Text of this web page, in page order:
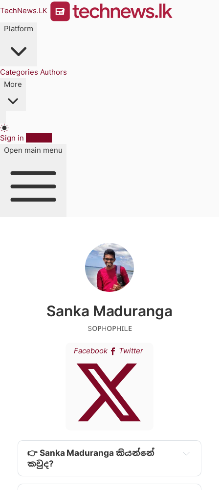
TechNews.LK
Platform
Categories Authors
More
Sign in
Open main menu
Sanka Maduranga
sᴏᴘʜᴏᴘʜɪʟᴇ
Facebook Twitter
👉 Sanka Maduranga කියන්නේ
කවුද?